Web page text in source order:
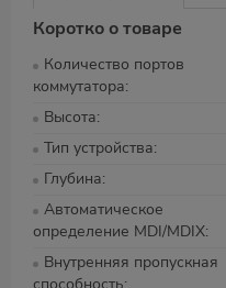
Коротко о товаре
Количество портов
коммутатора
Высота
Тип устройства
Глубина
Автоматическое
определение MDI/MDIX
Внутренняя пропускная